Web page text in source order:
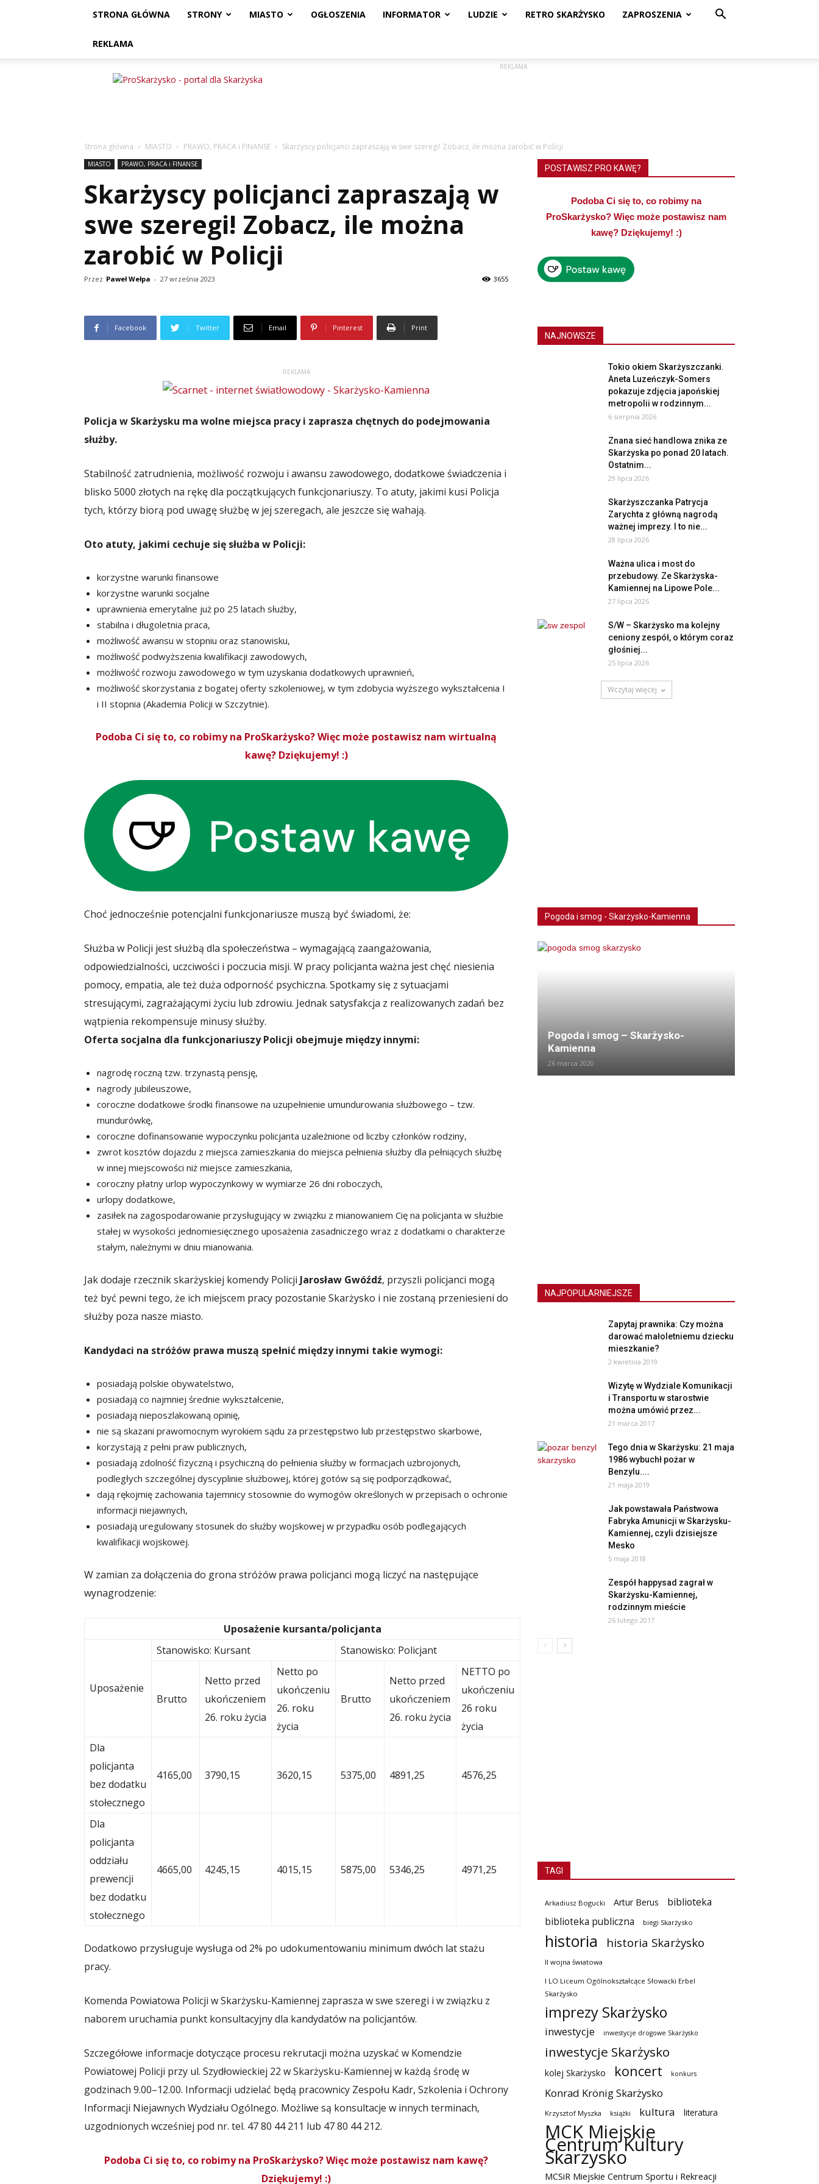
STRONA GŁÓWNA STRONY MIASTO OGŁOSZENIA INFORMATOR LUDZIE RETRO SKARŻYSKO ZAPROSZENIA
REKLAMA
ProSkarżysko
REKLAMA
Strona główna MIASTO PRAWO, PRACA i FINANSE Skarżyscy policjanci zapraszają w swe szeregi! Zobacz, ile można zarobić w Policji
MIASTO PRAWO, PRACA i FINANSE
Skarżyscy policjanci zapraszają w
swe szeregi! Zobacz, ile można
zarobić w Policji
Przez Paweł Wełpa - 27 września 2023 3655
Facebook Twitter Email Pinterest Print
REKLAMA
Policja w Skarżysku ma wolne miejsca pracy i zaprasza chętnych do podejmowania
służby.
Stabilność zatrudnienia, możliwość rozwoju i awansu zawodowego, dodatkowe świadczenia i
blisko 5000 złotych na rękę dla początkujących funkcjonariuszy. To atuty, jakimi kusi Policja
tych, którzy biorą pod uwagę służbę w jej szeregach, ale jeszcze się wahają.
Oto atuty, jakimi cechuje się służba w Policji:
korzystne warunki finansowe
korzystne warunki socjalne
uprawnienia emerytalne już po 25 latach służby,
stabilna i długoletnia praca,
możliwość awansu w stopniu oraz stanowisku,
możliwość podwyższenia kwalifikacji zawodowych,
możliwość rozwoju zawodowego w tym uzyskania dodatkowych uprawnień,
możliwość skorzystania z bogatej oferty szkoleniowej, w tym zdobycia wyższego wykształcenia I
i II stopnia (Akademia Policji w Szczytnie).
Podoba Ci się to, co robimy na ProSkarżysko? Więc może postawisz nam wirtualną
kawę? Dziękujemy! :)
Choć jednocześnie potencjalni funkcjonariusze muszą być świadomi, że:
Służba w Policji jest służbą dla społeczeństwa – wymagającą zaangażowania,
odpowiedzialności, uczciwości i poczucia misji. W pracy policjanta ważna jest chęć niesienia
pomocy, empatia, ale też duża odporność psychiczna. Spotkamy się z sytuacjami
stresującymi, zagrażającymi życiu lub zdrowiu. Jednak satysfakcja z realizowanych zadań bez
wątpienia rekompensuje minusy służby.
Oferta socjalna dla funkcjonariuszy Policji obejmuje między innymi:
nagrodę roczną tzw. trzynastą pensję,
nagrody jubileuszowe,
coroczne dodatkowe środki finansowe na uzupełnienie umundurowania służbowego – tzw.
mundurówkę,
coroczne dofinansowanie wypoczynku policjanta uzależnione od liczby członków rodziny,
zwrot kosztów dojazdu z miejsca zamieszkania do miejsca pełnienia służby dla pełniących służbę
w innej miejscowości niż miejsce zamieszkania,
coroczny płatny urlop wypoczynkowy w wymiarze 26 dni roboczych,
urlopy dodatkowe,
zasiłek na zagospodarowanie przysługujący w związku z mianowaniem Cię na policjanta w służbie
stałej w wysokości jednomiesięcznego uposażenia zasadniczego wraz z dodatkami o charakterze
stałym, należnymi w dniu mianowania.
Jak dodaje rzecznik skarżyskiej komendy Policji Jarosław Gwóźdź, przyszli policjanci mogą
też być pewni tego, że ich miejscem pracy pozostanie Skarżysko i nie zostaną przeniesieni do
służby poza nasze miasto.
Kandydaci na stróżów prawa muszą spełnić między innymi takie wymogi:
posiadają polskie obywatelstwo,
posiadają co najmniej średnie wykształcenie,
posiadają nieposzlakowaną opinię,
nie są skazani prawomocnym wyrokiem sądu za przestępstwo lub przestępstwo skarbowe,
korzystają z pełni praw publicznych,
posiadają zdolność fizyczną i psychiczną do pełnienia służby w formacjach uzbrojonych,
podległych szczególnej dyscyplinie służbowej, której gotów są się podporządkować,
dają rękojmię zachowania tajemnicy stosownie do wymogów określonych w przepisach o ochronie
informacji niejawnych,
posiadają uregulowany stosunek do służby wojskowej w przypadku osób podlegających
kwalifikacji wojskowej.
W zamian za dołączenia do grona stróżów prawa policjanci mogą liczyć na następujące
wynagrodzenie:
Uposażenie kursanta/policjanta
Uposażenie
Stanowisko: Kursant Stanowisko: Policjant
Brutto
Netto przed
ukończeniem
26. roku życia
Netto po
ukończeniu
26. roku
życia
Brutto
Netto przed
ukończeniem
26. roku życia
NETTO po
ukończeniu
26 roku
życia
Dla
policjanta
bez dodatku
stołecznego
4165,00 3790,15 3620,15 5375,00 4891,25 4576,25
Dla
policjanta
oddziału
prewencji
bez dodatku
stołecznego
4665,00 4245,15 4015,15 5875,00 5346,25 4971,25
Dodatkowo przysługuje wysługa od 2% po udokumentowaniu minimum dwóch lat stażu
pracy.
Komenda Powiatowa Policji w Skarżysku-Kamiennej zaprasza w swe szeregi i w związku z
naborem uruchamia punkt konsultacyjny dla kandydatów na policjantów.
Szczegółowe informacje dotyczące procesu rekrutacji można uzyskać w Komendzie
Powiatowej Policji przy ul. Szydłowieckiej 22 w Skarżysku-Kamiennej w każdą środę w
godzinach 9.00–12.00. Informacji udzielać będą pracownicy Zespołu Kadr, Szkolenia i Ochrony
Informacji Niejawnych Wydziału Ogólnego. Możliwe są konsultacje w innych terminach,
uzgodnionych wcześniej pod nr. tel. 47 80 44 211 lub 47 80 44 212.
Podoba Ci się to, co robimy na ProSkarżysko? Więc może postawisz nam kawę?
Dziękujemy! :)
POSTAWISZ PRO KAWĘ?
Podoba Ci się to, co robimy na
ProSkarżysko? Więc może postawisz nam
kawę? Dziękujemy! :)
NAJNOWSZE
Tokio okiem Skarżyszczanki.
Aneta Luzeńczyk-Somers
pokazuje zdjęcia japońskiej
metropolii w rodzinnym...
6 sierpnia 2026
Znana sieć handlowa znika ze
Skarżyska po ponad 20 latach.
Ostatnim...
29 lipca 2026
Skarżyszczanka Patrycja
Zarychta z główną nagrodą
ważnej imprezy. I to nie...
28 lipca 2026
Ważna ulica i most do
przebudowy. Ze Skarżyska-
Kamiennej na Lipowe Pole...
27 lipca 2026
S/W – Skarżysko ma kolejny
ceniony zespół, o którym coraz
głośniej...
25 lipca 2026
Wczytaj więcej
Pogoda i smog - Skarżysko-Kamienna
Pogoda i smog – Skarżysko-
Kamienna
26 marca 2020
NAJPOPULARNIEJSZE
Zapytaj prawnika: Czy można
darować małoletniemu dziecku
mieszkanie?
2 kwietnia 2019
Wizytę w Wydziale Komunikacji
i Transportu w starostwie
można umówić przez...
21 marca 2017
Tego dnia w Skarżysku: 21 maja
1986 wybuchł pożar w
Benzylu....
21 maja 2019
Jak powstawała Państwowa
Fabryka Amunicji w Skarżysku-
Kamiennej, czyli dzisiejsze
Mesko
5 maja 2018
Zespół happysad zagrał w
Skarżysku-Kamiennej,
rodzinnym mieście
26 lutego 2017
TAGI
Arkadiusz Bogucki Artur Berus
biblioteka
biblioteka publiczna
biegi Skarżysko
historia historia Skarżysko
II wojna światowa
I LO Liceum Ogólnokształcące Słowacki Erbel
Skarżysko
imprezy Skarżysko
inwestycje inwestycje drogowe Skarżysko
inwestycje Skarżysko
kolej Skarżysko koncert konkurs
Konrad Krönig Skarżysko
Krzysztof Myszka książki kultura literatura
MCK Miejskie
Centrum Kultury
Skarżysko
MCSiR Miejskie Centrum Sportu i Rekreacji